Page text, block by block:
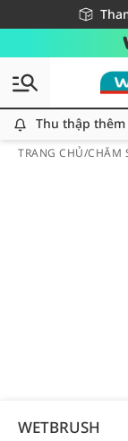
Miễn
Giao hàng
Thu thập
TRANG CHỦ/CHĂM
WETBRUSH